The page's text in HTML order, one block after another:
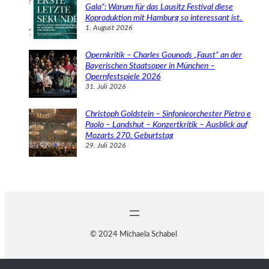
Gala“: Warum für das Lausitz Festival diese
Koproduktion mit Hamburg so interessant ist.
1. August 2026
Opernkritik – Charles Gounods „Faust“ an der
Bayerischen Staatsoper in München –
Opernfestspiele 2026
31. Juli 2026
Christoph Goldstein – Sinfonieorchester Pietro e
Paolo – Landshut – Konzertkritik – Ausblick auf
Mozarts 270. Geburtstag
29. Juli 2026
© 2024 Michaela Schabel